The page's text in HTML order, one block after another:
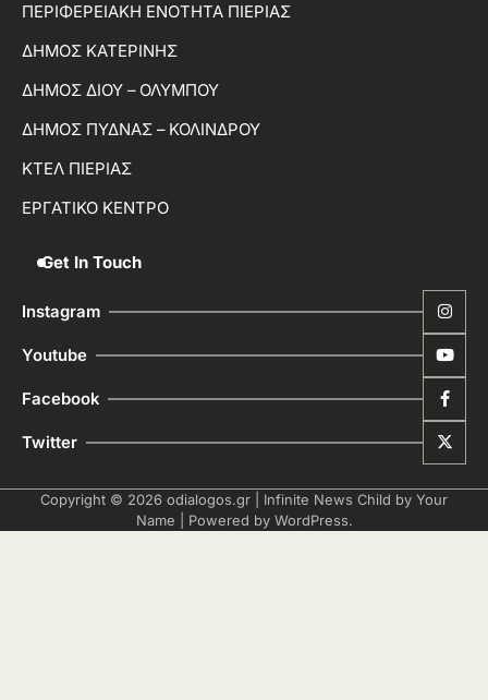
ΠΕΡΙΦΕΡΕΙΑΚΗ ΕΝΟΤΗΤΑ ΠΙΕΡΙΑΣ
ΔΗΜΟΣ ΚΑΤΕΡΙΝΗΣ
ΔΗΜΟΣ ΔΙΟΥ – ΟΛΥΜΠΟΥ
ΔΗΜΟΣ ΠΥΔΝΑΣ – ΚΟΛΙΝΔΡΟΥ
ΚΤΕΛ ΠΙΕΡΙΑΣ
ΕΡΓΑΤΙΚΟ ΚΕΝΤΡΟ
Get In Touch
Instagram
Youtube
Facebook
Twitter
Copyright © 2026 odialogos.gr | Infinite News Child by Your
Name | Powered by WordPress.